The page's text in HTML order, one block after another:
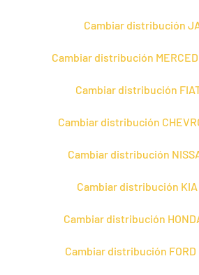
Cambiar distribución
Cambiar distribución
Cambiar distribución
Cambiar distribución
Cambiar distribución
Cambiar distribución KIA
Cambiar distribución
Cambiar distribución FORD